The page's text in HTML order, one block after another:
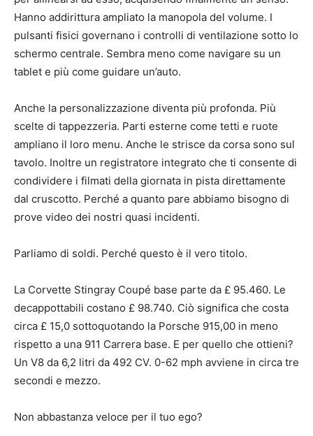
Hanno addirittura ampliato la manopola del volume. I
pulsanti fisici governano i controlli di ventilazione sotto lo
schermo centrale. Sembra meno come navigare su un
tablet e più come guidare un’auto.
Anche la personalizzazione diventa più profonda. Più
scelte di tappezzeria. Parti esterne come tetti e ruote
ampliano il loro menu. Anche le strisce da corsa sono sul
tavolo. Inoltre un registratore integrato che ti consente di
condividere i filmati della giornata in pista direttamente
dal cruscotto. Perché a quanto pare abbiamo bisogno di
prove video dei nostri quasi incidenti.
Parliamo di soldi. Perché questo è il vero titolo.
La Corvette Stingray Coupé base parte da £ 95.460. Le
decappottabili costano £ 98.740. Ciò significa che costa
circa £ 15,0 sottoquotando la Porsche 915,00 in meno
rispetto a una 911 Carrera base. E per quello che ottieni?
Un V8 da 6,2 litri da 492 CV. 0-62 mph avviene in circa tre
secondi e mezzo.
Non abbastanza veloce per il tuo ego?